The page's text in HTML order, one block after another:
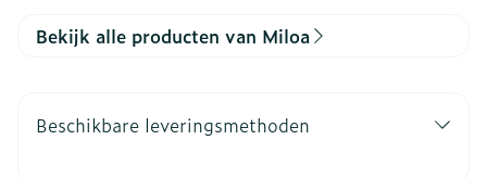
Bekijk alle producten van Miloa
Beschikbare leveringsmethoden